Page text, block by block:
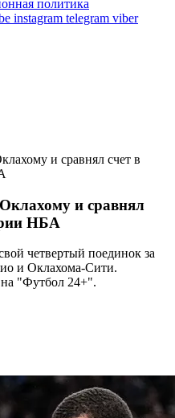
политика
instagram telegram viber
и сравнял счет в
и сравнял
НБА
четвертый поединок за
и Оклахома-Сити.
на "Футбол 24+".